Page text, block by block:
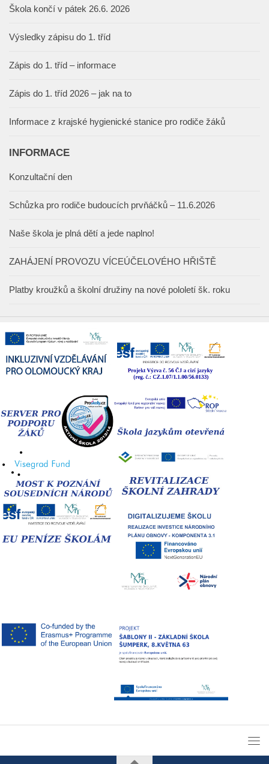
Škola končí v pátek 26.6. 2026
Výsledky zápisu do 1. tříd
Zápis do 1. tříd – informace
Zápis do 1. tříd 2026 – jak na to
Informace z krajské hygienické stanice pro rodiče žáků
INFORMACE
Konzultační den
Schůzka pro rodiče budoucích prvňáčků – 11.6.2026
Naše škola je plná dětí a jede naplno!
ZAHÁJENÍ PROVOZU VÍCEÚČELOVÉHO HŘIŠTĚ
Platby kroužků a školní družiny na nové pololetí šk. roku